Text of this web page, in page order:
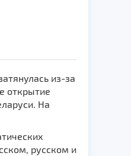
из-за
открытие
На
русском и